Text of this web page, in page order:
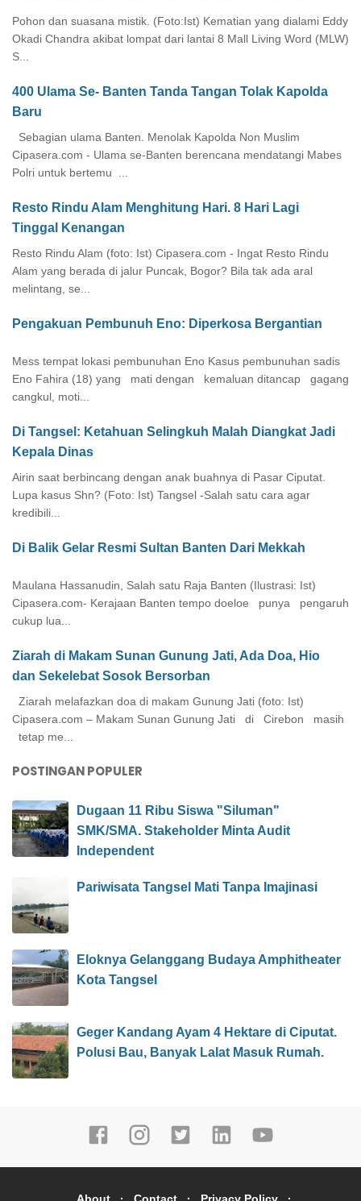
Pohon dan suasana mistik. (Foto:Ist) Kematian yang dialami Eddy
Okadi Chandra akibat lompat dari lantai 8 Mall Living Word (MLW)
S...
400 Ulama Se- Banten Tanda Tangan Tolak Kapolda
Baru
Sebagian ulama Banten. Menolak Kapolda Non Muslim
Cipasera.com - Ulama se-Banten berencana mendatangi Mabes
Polri untuk bertemu ...
Resto Rindu Alam Menghitung Hari. 8 Hari Lagi
Tinggal Kenangan
Resto Rindu Alam (foto: Ist) Cipasera.com - Ingat Resto Rindu
Alam yang berada di jalur Puncak, Bogor? Bila tak ada aral
melintang, se...
Pengakuan Pembunuh Eno: Diperkosa Bergantian
Mess tempat lokasi pembunuhan Eno Kasus pembunuhan sadis
Eno Fahira (18) yang mati dengan kemaluan ditancap gagang
cangkul, moti...
Di Tangsel: Ketahuan Selingkuh Malah Diangkat Jadi
Kepala Dinas
Airin saat berbincang dengan anak buahnya di Pasar Ciputat.
Lupa kasus Shn? (Foto: Ist) Tangsel -Salah satu cara agar
kredibili...
Di Balik Gelar Resmi Sultan Banten Dari Mekkah
Maulana Hassanudin, Salah satu Raja Banten (Ilustrasi: Ist)
Cipasera.com- Kerajaan Banten tempo doeloe punya pengaruh
cukup lua...
Ziarah di Makam Sunan Gunung Jati, Ada Doa, Hio
dan Sekelebat Sosok Bersorban
Ziarah melafazkan doa di makam Gunung Jati (foto: Ist)
Cipasera.com – Makam Sunan Gunung Jati di Cirebon masih
tetap me...
POSTINGAN POPULER
Dugaan 11 Ribu Siswa "Siluman"
SMK/SMA. Stakeholder Minta Audit
Independent
Pariwisata Tangsel Mati Tanpa Imajinasi
Eloknya Gelanggang Budaya Amphitheater
Kota Tangsel
Geger Kandang Ayam 4 Hektare di Ciputat.
Polusi Bau, Banyak Lalat Masuk Rumah.